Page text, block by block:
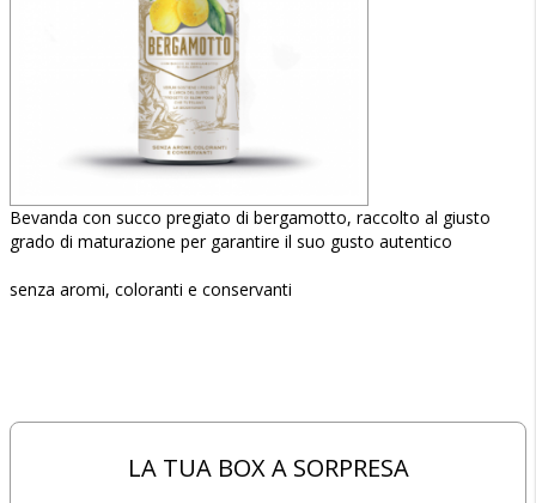
Bevanda con succo pregiato di bergamotto, raccolto al giusto
grado di maturazione per garantire il suo gusto autentico
senza aromi, coloranti e conservanti
LA TUA BOX A SORPRESA